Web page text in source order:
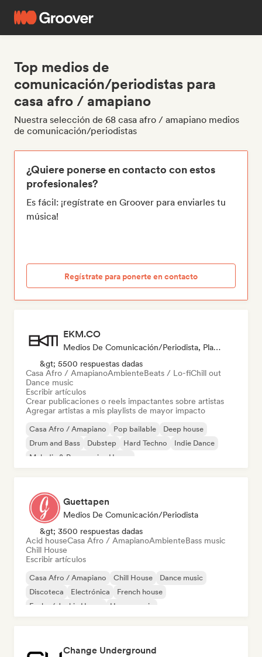
Top medios de
comunicación/periodistas para
casa afro / amapiano
Nuestra selección de 68 casa afro / amapiano medios
de comunicación/periodistas
¿Quiere ponerse en contacto con estos
profesionales?
Es fácil: ¡regístrate en Groover para enviarles tu
música!
Regístrate para ponerte en contacto
EKM.CO
Medios De Comunicación/Periodista, Playlist Curator
&gt; 5500 respuestas dadas
Casa Afro / AmapianoAmbienteBeats / Lo-fiChill out
Dance music
Escribir artículos
Crear publicaciones o reels impactantes sobre artistas
Agregar artistas a mis playlists de mayor impacto
Casa Afro / Amapiano Pop bailable
Deep house
Drum and Bass
Dubstep Hard Techno
Indie Dance
Melodic & Progressive House
Guettapen
Medios De Comunicación/Periodista
&gt; 3500 respuestas dadas
Acid houseCasa Afro / AmapianoAmbienteBass music
Chill House
Escribir artículos
Casa Afro / Amapiano Chill House
Dance music
Discoteca
Electrónica
French house
Funky / Jackin House
House music
Change Underground